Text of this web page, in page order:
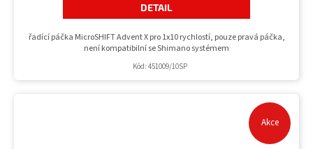
DETAIL
řadící páčka MicroSHIFT Advent X pro 1x10 rychlostí, pouze pravá páčka,
není kompatibilní se Shimano systémem
Kód: 451009/10SP
Akce